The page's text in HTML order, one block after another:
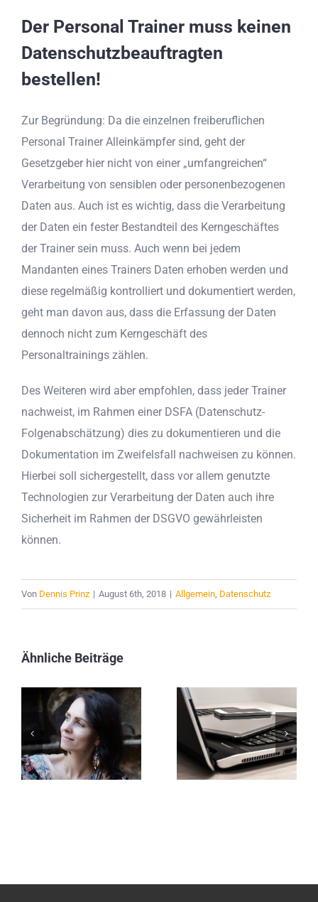
Der Personal Trainer muss keinen
Datenschutzbeauftragten
bestellen!
Zur Begründung: Da die einzelnen freiberuflichen
Personal Trainer Alleinkämpfer sind, geht der
Gesetzgeber hier nicht von einer „umfangreichen“
Verarbeitung von sensiblen oder personenbezogenen
Daten aus. Auch ist es wichtig, dass die Verarbeitung
der Daten ein fester Bestandteil des Kerngeschäftes
der Trainer sein muss. Auch wenn bei jedem
Mandanten eines Trainers Daten erhoben werden und
diese regelmäßig kontrolliert und dokumentiert werden,
geht man davon aus, dass die Erfassung der Daten
dennoch nicht zum Kerngeschäft des
Personaltrainings zählen.
Des Weiteren wird aber empfohlen, dass jeder Trainer
nachweist, im Rahmen einer DSFA (Datenschutz-
Folgenabschätzung) dies zu dokumentieren und die
Dokumentation im Zweifelsfall nachweisen zu können.
Hierbei soll sichergestellt, dass vor allem genutzte
Technologien zur Verarbeitung der Daten auch ihre
Sicherheit im Rahmen der DSGVO gewährleisten
können.
Von Dennis Prinz | August 6th, 2018 | Allgemein, Datenschutz
Ähnliche Beiträge